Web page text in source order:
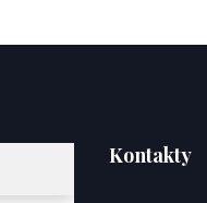
Kontakty